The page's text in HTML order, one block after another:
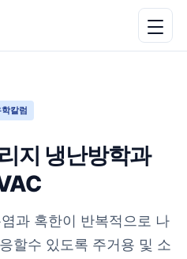
칼럼
지 냉난방학과
과 혹한이 반복적으로 나
할수 있도록 주거용 및 소